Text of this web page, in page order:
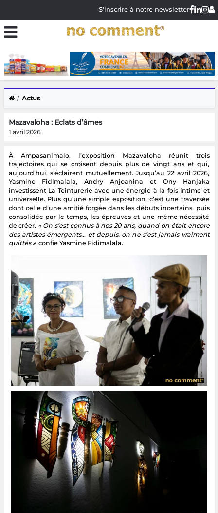
S'inscrire à notre newsletter
Actus
Mazavaloha : Eclats d’âmes
1 avril 2026
À Ampasanimalo, l’exposition Mazavaloha réunit trois
trajectoires qui se croisent depuis plus de vingt ans et qui,
aujourd’hui, s’éclairent mutuellement. Jusqu’au 22 avril 2026,
Yasmine Fidimalala, Andry Anjoanina et Ony Hanjaka
investissent La Teinturerie avec une énergie à la fois intime et
universelle. Plus qu’une simple exposition, c’est une traversée
dont celle d’une amitié forgée dans les débuts incertains, puis
consolidée par le temps, les épreuves et une même nécessité
de créer. « On s’est connus à nos 20 ans, quand on était encore
des artistes émergents… et depuis, on ne s’est jamais vraiment
quittés », confie Yasmine Fidimalala.